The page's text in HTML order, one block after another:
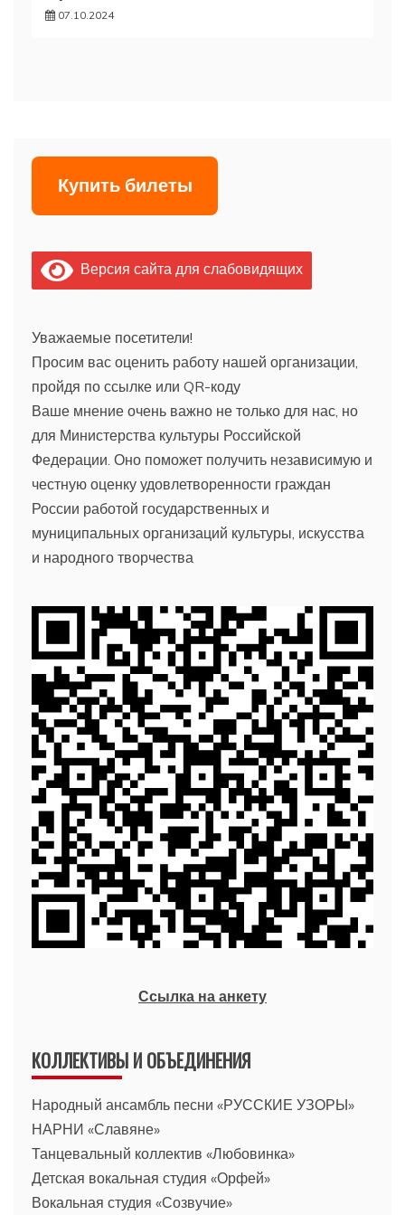
07.10.2024
Купить билеты
Версия сайта для слабовидящих
Уважаемые посетители!
Просим вас оценить работу нашей организации,
пройдя по ссылке или QR-коду
Ваше мнение очень важно не только для нас, но
для Министерства культуры Российской
Федерации. Оно поможет получить независимую и
честную оценку удовлетворенности граждан
России работой государственных и
муниципальных организаций культуры, искусства
и народного творчества
Ссылка на анкету
КОЛЛЕКТИВЫ И ОБЪЕДИНЕНИЯ
Народный ансамбль песни «РУССКИЕ УЗОРЫ»
НАРНИ «Славяне»
Танцевальный коллектив «Любовинка»
Детская вокальная студия «Орфей»
Вокальная студия «Созвучие»